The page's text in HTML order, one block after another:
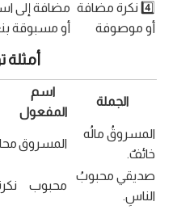
4️⃣ نكرة مضافة
أو موصوفة
مضافة إلى
أو مسبوقة
أمثلة
الجملة
اسم
المفعول
المسروقُ مالُه
خائفٌ.
المسروق
صديقي محبوبُ
الناسِ.
محبوب